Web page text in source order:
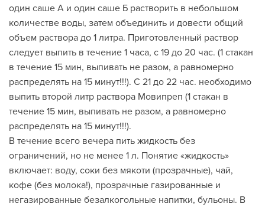
один саше А и один саше Б растворить в небольшом
количестве воды, затем объединить и довести общий
объем раствора до 1 литра. Приготовленный раствор
следует выпить в течение 1 часа, с 19 до 20 час. (1 стакан
в течение 15 мин, выпивать не разом, а равномерно
распределять на 15 минут!!!). С 21 до 22 час. необходимо
выпить второй литр раствора Мовипреп (1 стакан в
течение 15 мин, выпивать не разом, а равномерно
распределять на 15 минут!!!).
В течение всего вечера пить жидкость без
ограничений, но не менее 1 л. Понятие «жидкость»
включает: воду, соки без мякоти (прозрачные), чай,
кофе (без молока!), прозрачные газированные и
негазированные безалкогольные напитки, бульоны. В